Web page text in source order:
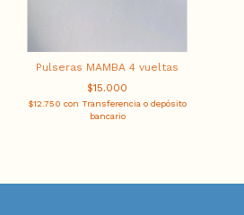
Pulseras MAMBA 4 vueltas
$15.000
$12.750 con Transferencia o depósito
bancario